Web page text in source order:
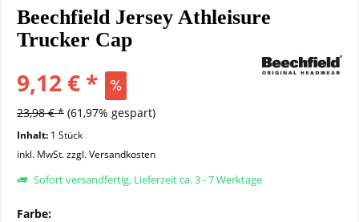
Beechfield Jersey Athleisure
Trucker Cap
9,12 € *
23,98 € * (61,97% gespart)
Inhalt: 1 Stück
inkl. MwSt.zzgl. Versandkosten
Sofort versandfertig, Lieferzeit ca. 3 - 7 Werktage
Farbe: